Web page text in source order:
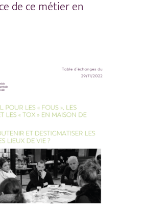
de ce métier en